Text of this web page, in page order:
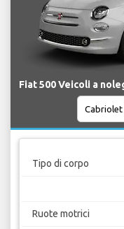
Fiat 500 Veicoli a
Tipo di corpo
Ruote motrici